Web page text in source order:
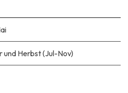
und Herbst (Jul-Nov)